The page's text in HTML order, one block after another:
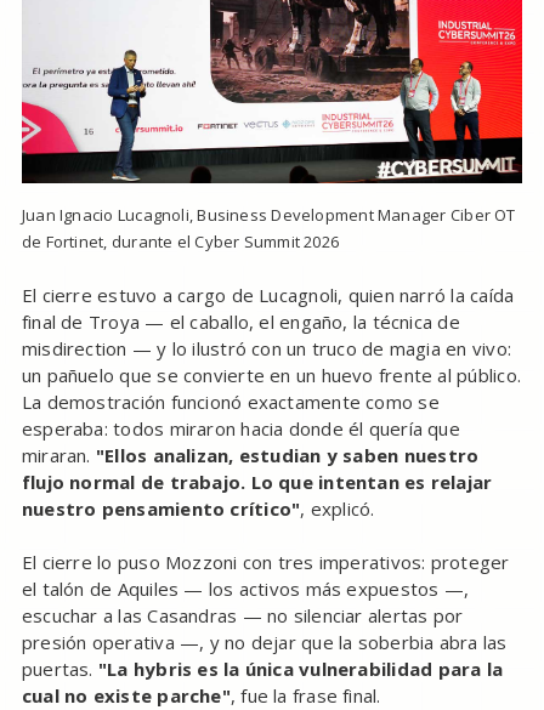
Juan Ignacio Lucagnoli, Business Development Manager Ciber OT
de Fortinet, durante el Cyber Summit 2026
El cierre estuvo a cargo de Lucagnoli, quien narró la caída
final de Troya — el caballo, el engaño, la técnica de
misdirection — y lo ilustró con un truco de magia en vivo:
un pañuelo que se convierte en un huevo frente al público.
La demostración funcionó exactamente como se
esperaba: todos miraron hacia donde él quería que
miraran. "Ellos analizan, estudian y saben nuestro
flujo normal de trabajo. Lo que intentan es relajar
nuestro pensamiento crítico", explicó.
El cierre lo puso Mozzoni con tres imperativos: proteger
el talón de Aquiles — los activos más expuestos —,
escuchar a las Casandras — no silenciar alertas por
presión operativa —, y no dejar que la soberbia abra las
puertas. "La hybris es la única vulnerabilidad para la
cual no existe parche", fue la frase final.